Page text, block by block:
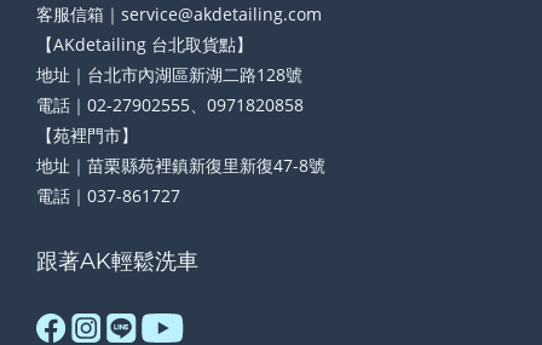
客服信箱｜service@akdetailing.com
【AKdetailing 台北取貨點】
地址｜台北市內湖區新湖二路128號
電話｜02-27902555、0971820858
【苑裡門市】
地址｜苗栗縣苑裡鎮新復里新復47-8號
電話｜037-861727
跟著AK輕鬆洗車